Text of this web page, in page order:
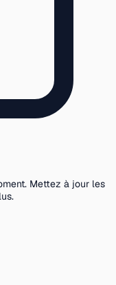
Mettez à jour les